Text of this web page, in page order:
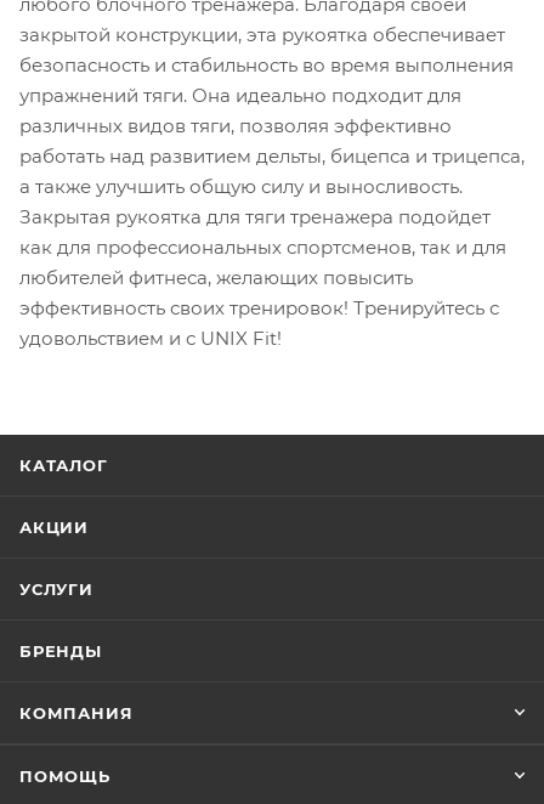
закрытой конструкции, эта рукоятка обеспечивает
безопасность и стабильность во время выполнения
упражнений тяги. Она идеально подходит для
различных видов тяги, позволяя эффективно
работать над развитием дельты, бицепса и трицепса,
а также улучшить общую силу и выносливость.
Закрытая рукоятка для тяги тренажера подойдет
как для профессиональных спортсменов, так и для
любителей фитнеса, желающих повысить
эффективность своих тренировок! Тренируйтесь с
удовольствием и с UNIX Fit!
КАТАЛОГ
АКЦИИ
УСЛУГИ
БРЕНДЫ
КОМПАНИЯ
ПОМОЩЬ